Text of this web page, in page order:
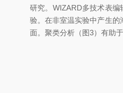
研究。WIZARD多技术表
验。在非室温实验中产生的
面。聚类分析（图3）有助